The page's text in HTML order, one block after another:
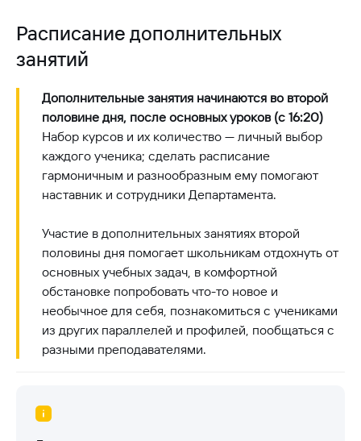
Расписание дополнительных
занятий
Дополнительные занятия начинаются во второй
половине дня, после основных уроков (с 16:20)
Набор курсов и их количество — личный выбор
каждого ученика; сделать расписание
гармоничным и разнообразным ему помогают
наставник и сотрудники Департамента.
Участие в дополнительных занятиях второй
половины дня помогает школьникам отдохнуть от
основных учебных задач, в комфортной
обстановке попробовать что-то новое и
необычное для себя, познакомиться с учениками
из других параллелей и профилей, пообщаться с
разными преподавателями.